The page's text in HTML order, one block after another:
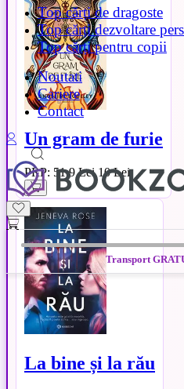
Top cărți de dragoste
Top cărți dezvoltare
Top cărți pentru copii
Noutati
Cariere
Contact
Transport
Un gram de furie
PRP: 51.9 Lei 10 Lei
La bine și la rău